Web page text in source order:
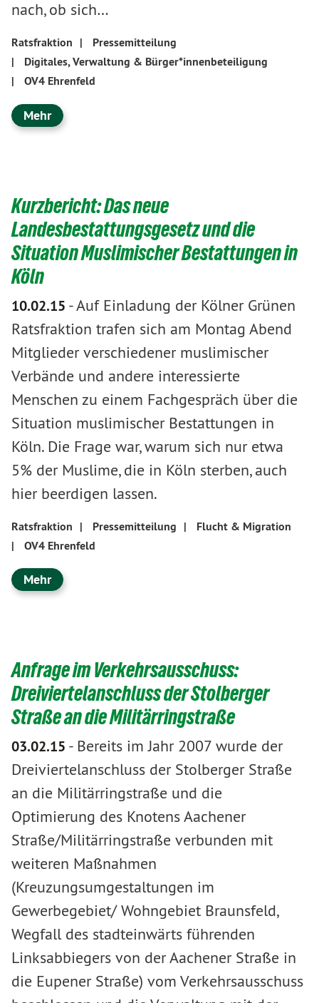
nach, ob sich…
Ratsfraktion |
Pressemitteilung
|
Digitales, Verwaltung & Bürger*innenbeteiligung
|
OV4 Ehrenfeld
Mehr
Kurzbericht: Das neue
Landesbestattungsgesetz und die
Situation Muslimischer Bestattungen in
Köln
10.02.15 -Auf Einladung der Kölner Grünen
Ratsfraktion trafen sich am Montag Abend
Mitglieder verschiedener muslimischer
Verbände und andere interessierte
Menschen zu einem Fachgespräch über die
Situation muslimischer Bestattungen in
Köln. Die Frage war, warum sich nur etwa
5% der Muslime, die in Köln sterben, auch
hier beerdigen lassen.
Ratsfraktion | Pressemitteilung |
Flucht & Migration
|
OV4 Ehrenfeld
Mehr
Anfrage im Verkehrsausschuss:
Dreiviertelanschluss der Stolberger
Straße an die Militärringstraße
03.02.15 - Bereits im Jahr 2007 wurde der
Dreiviertelanschluss der Stolberger Straße
an die Militärringstraße und die
Optimierung des Knotens Aachener
Straße/Militärringstraße verbunden mit
weiteren Maßnahmen
(Kreuzungsumgestaltungen im
Gewerbegebiet/ Wohngebiet Braunsfeld,
Wegfall des stadteinwärts führenden
Linksabbiegers von der Aachener Straße in
die Eupener Straße) vom Verkehrsausschuss